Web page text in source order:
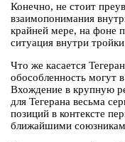
Конечно, не стоит
взаимопонимания
крайней мере, на фоне
ситуация внутри
Что же касается
обособленность могут
Вхождение в крупную
для Тегерана весьма
позиций в контексте
ближайшими